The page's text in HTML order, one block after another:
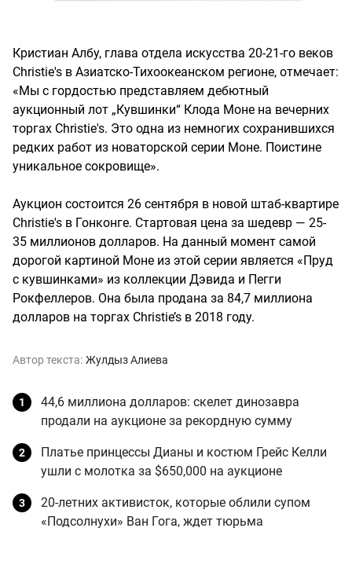
Кристиан Албу, глава отдела искусства 20-21-го веков
Christie's в Азиатско-Тихоокеанском регионе, отмечает:
«Мы с гордостью представляем дебютный
аукционный лот „Кувшинки“ Клода Моне на вечерних
торгах Christie's. Это одна из немногих сохранившихся
редких работ из новаторской серии Моне. Поистине
уникальное сокровище».
Аукцион состоится 26 сентября в новой штаб-квартире
Christie's в Гонконге. Стартовая цена за шедевр — 25-
35 миллионов долларов. На данный момент самой
дорогой картиной Моне из этой серии является «Пруд
с кувшинками» из коллекции Дэвида и Пегги
Рокфеллеров. Она была продана за 84,7 миллиона
долларов на торгах Christie’s в 2018 году.
Автор текста: Жулдыз Алиева
44,6 миллиона долларов: скелет динозавра
продали на аукционе за рекордную сумму
Платье принцессы Дианы и костюм Грейс Келли
ушли с молотка за $650,000 на аукционе
20-летних активисток, которые облили супом
«Подсолнухи» Ван Гога, ждет тюрьма